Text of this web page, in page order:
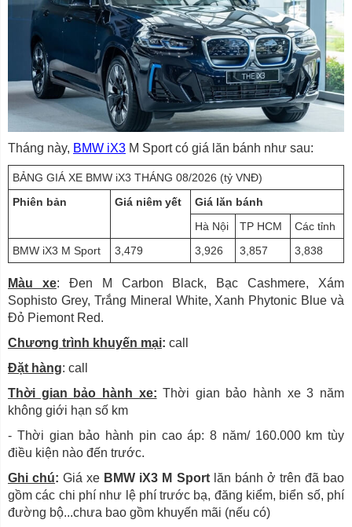
Tháng này, BMW iX3 M Sport có giá lăn bánh như sau:
BẢNG GIÁ XE BMW iX3 THÁNG 08/2026 (tỷ VNĐ)
Phiên bản
Giá niêm yết
Giá lăn bánh
Hà Nội
TP HCM
Các tỉnh
BMW iX3 M Sport
3,479 3,926 3,857 3,838
Màu xe: Đen M Carbon Black, Bạc Cashmere, Xám
Sophisto Grey, Trắng Mineral White, Xanh Phytonic Blue và
Đỏ Piemont Red.
Chương trình khuyến mại: call
Đặt hàng: call
Thời gian bảo hành xe: Thời gian bảo hành xe 3 năm
không giới hạn số km
- Thời gian bảo hành pin cao áp: 8 năm/ 160.000 km tùy
điều kiện nào đến trước.
Ghi chú: Giá xe BMW iX3 M Sport lăn bánh ở trên đã bao
gồm các chi phí như lệ phí trước bạ, đăng kiểm, biển số, phí
đường bộ...chưa bao gồm khuyến mãi (nếu có)